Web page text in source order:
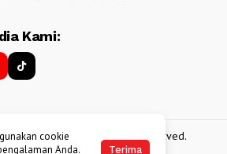
Kami:
BATAKKEREN . All rights reserved.
cookie
Anda.
Terima